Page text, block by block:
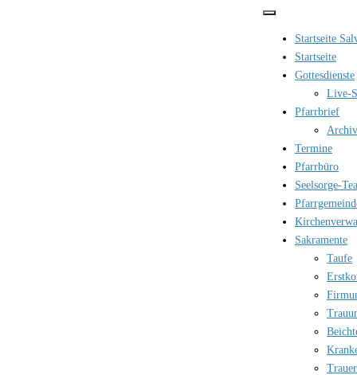
Startseite
Startseite
Gottesdienste
Live-
Pfarrbrief
Termine
Pfarrbüro
Seelsorge-
Sakramente
Taufe